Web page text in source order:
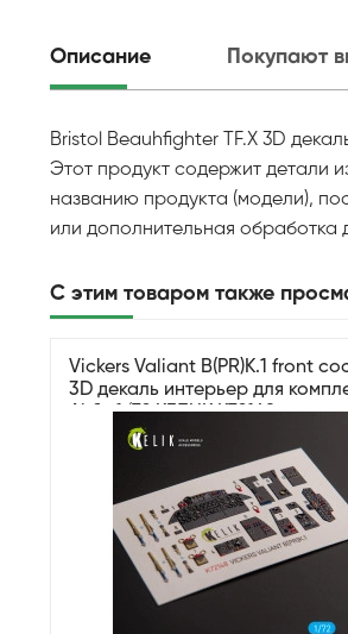
Описание Покупают
Bristol Beauhfighter TF.X 3D
Этот продукт содержит детали
названию продукта (модели),
или дополнительная обработка
С этим товаром также
Vickers Valiant B(PR)K.1 front
3D декаль интерьер для
Airfix 1/72 КЕЛИК K72148